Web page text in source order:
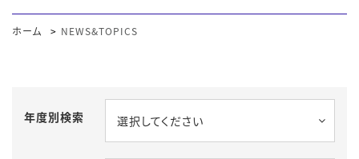
ホーム NEWS&TOPICS
年度別検索 選択してください